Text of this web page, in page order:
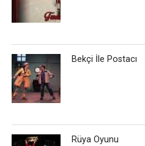
Bekçi İle Postacı
Rüya Oyunu